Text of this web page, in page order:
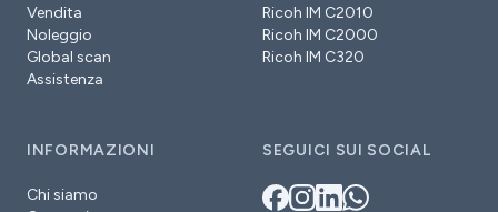
Vendita
Noleggio
Global scan
Assistenza
Ricoh IM C2010
Ricoh IM C2000
Ricoh IM C320
INFORMAZIONI
Chi siamo
SEGUICI SUI SOCIAL